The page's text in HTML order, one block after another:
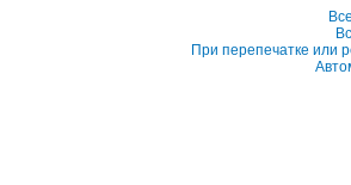
При перепечатке или